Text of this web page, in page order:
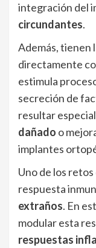
integración del
circundantes.
Además, tienen
directamente
estimula
secreción de
resultar
dañado o
implantes
Uno de los
respuesta
extraños. En
modular esta
respuestas